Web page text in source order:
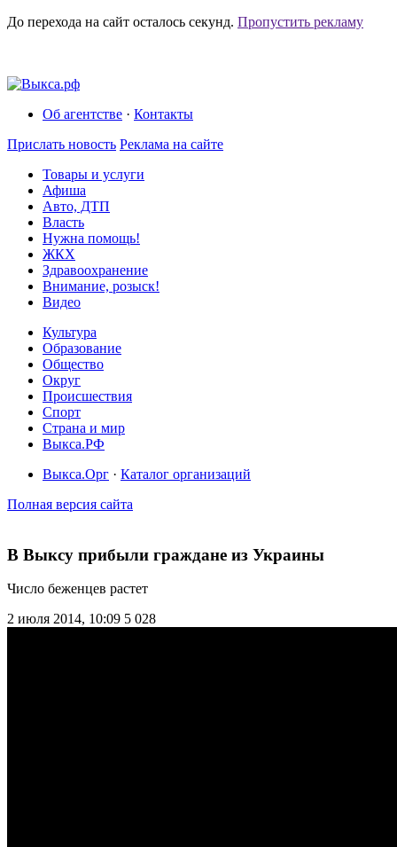
До перехода на сайт осталось секунд. Пропустить рекламу
Об агентстве · Контакты
Прислать новость Реклама на сайте
Товары и услуги
Афиша
Авто, ДТП
Власть
Нужна помощь!
ЖКХ
Здравоохранение
Внимание, розыск!
Видео
Культура
Образование
Общество
Округ
Происшествия
Спорт
Страна и мир
Выкса.РФ
Выкса.Орг · Каталог организаций
Полная версия сайта
В Выксу прибыли граждане из Украины
Число беженцев растет
2 июля 2014, 10:09 5 028